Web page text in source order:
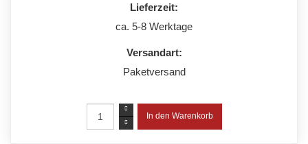
Lieferzeit:
ca. 5-8 Werktage
Versandart:
Paketversand